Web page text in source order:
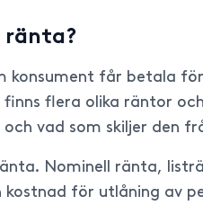
ränta?
konsument får betala
finns flera olika räntor
vad som skiljer den
Nominell ränta,
för utlåning av